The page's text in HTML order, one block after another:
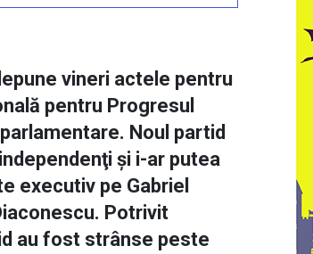
vineri actele pentru
pentru Progresul
Noul partid
şi i-ar putea
executiv pe Gabriel
Potrivit
au fost strânse peste